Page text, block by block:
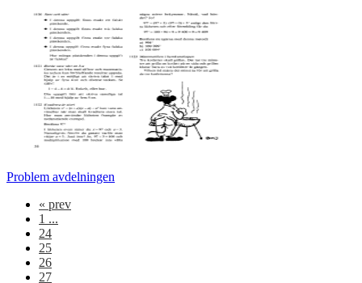
Problem avdelningen
« prev
1 ...
24
25
26
27